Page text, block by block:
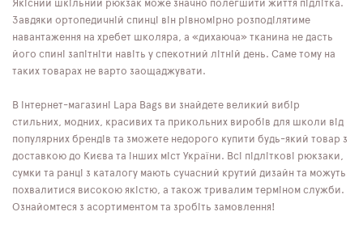
Якісний шкільний рюкзак може значно полегшити життя підлітка.
Завдяки ортопедичній спинці він рівномірно розподілятиме
навантаження на хребет школяра, а «дихаюча» тканина не дасть
його спині запітніти навіть у спекотний літній день. Саме тому на
таких товарах не варто заощаджувати.
В інтернет-магазині Lapa Bags ви знайдете великий вибір
стильних, модних, красивих та прикольних виробів для школи від
популярних брендів та зможете недорого купити будь-який товар з
доставкою до Києва та інших міст України. Всі підліткові рюкзаки,
сумки та ранці з каталогу мають сучасний крутий дизайн та можуть
похвалитися високою якістю, а також тривалим терміном служби.
Ознайомтеся з асортиментом та зробіть замовлення!